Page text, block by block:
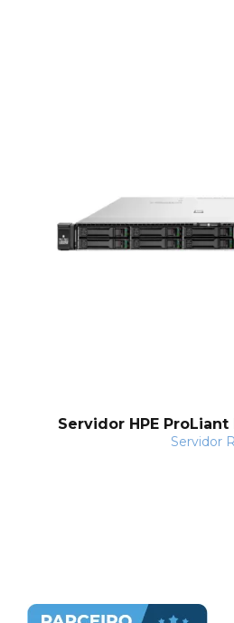
Servidor HPE ProLiant
Servidor